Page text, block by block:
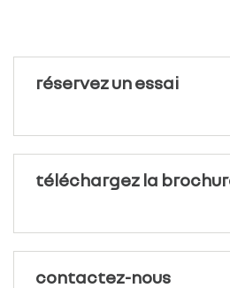
réservez un essai
téléchargez la
contactez-nous